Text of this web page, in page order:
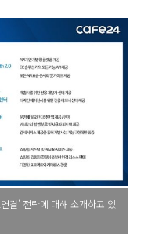
결’ 전략에 대해 소개하고 있